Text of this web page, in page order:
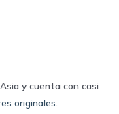
y cuenta con casi
originales